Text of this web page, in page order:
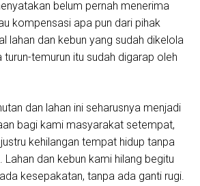
belum pernah menerima
kompensasi apa pun dari pihak
lahan dan kebun yang sudah dikelola
temurun itu sudah digarap oleh
dan lahan ini seharusnya menjadi
bagi kami masyarakat setempat,
kehilangan tempat hidup tanpa
dan kebun kami hilang begitu
kesepakatan, tanpa ada ganti rugi.